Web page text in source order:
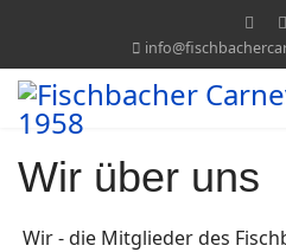
Wir über uns
Wir - die Mitglieder des